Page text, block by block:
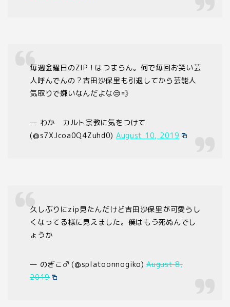
毎週金曜日のZIP！はつまらん。何で毎回お笑い芸
人呼んでんの？吉田沙保里も引退してから芸能人
気取りで嫌いなんだよな😒💨
— わか カルト宗教に気をつけて
(@s7XJcoa0Q4Zuhd0) August 10, 2019
久しぶりにzip見たんだけど吉田沙保里が可愛らし
くなってる様に見えました。僕はもう死ぬんでし
ょうか
— のぎこ♂ (@splatoonnogiko)August 8,
2019